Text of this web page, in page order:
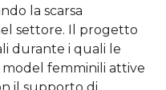
la scarsa
settore. Il progetto
durante i quali le
femminili attive
il supporto di